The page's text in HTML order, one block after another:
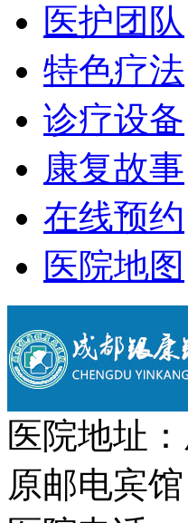
医护团队
特色疗法
诊疗设备
康复故事
在线预约
医院地图
医院地址
原邮电宾馆